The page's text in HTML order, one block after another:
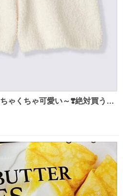
ゃくちゃ可愛い～❣️絶対買うぞ